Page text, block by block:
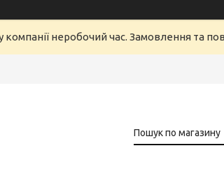
компанії неробочий час. Замовлення та